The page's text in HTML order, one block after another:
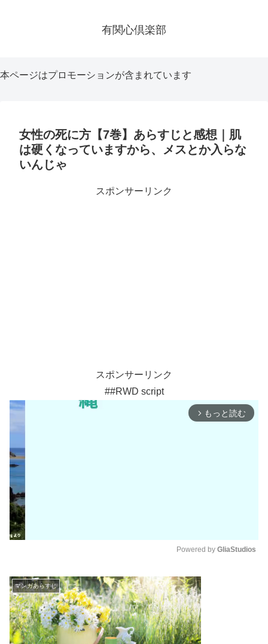
有関心倶楽部
本ページはプロモーションが含まれています
女性の死に方【7巻】あらすじと感想｜肌
は硬くなっていますから、メスとか入らな
いんじゃ
スポンサーリンク
スポンサーリンク
##RWD script
arrow_forward_ios もっと読む
Powered by GliaStudios
マンガあらすじ